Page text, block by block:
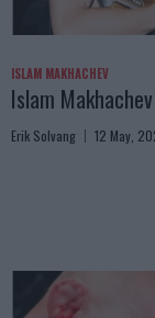
ISLAM MAKHACHEV
Islam
Erik Solvang 12 May,